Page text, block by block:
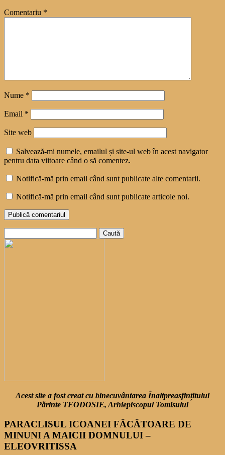
Comentariu *
Nume *
Email *
Site web
Salvează-mi numele, emailul și site-ul web în acest navigator
pentru data viitoare când o să comentez.
Notifică-mă prin email când sunt publicate alte comentarii.
Notifică-mă prin email când sunt publicate articole noi.
după:
Acest site a fost creat cu binecuvântarea Înaltpreasfințitului
Părinte TEODOSIE, Arhiepiscopul Tomisului
PARACLISUL ICOANEI FĂCĂTOARE DE
MINUNI A MAICII DOMNULUI –
ELEOVRITISSA